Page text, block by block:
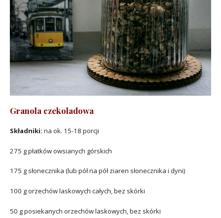
Granola czekoladowa
Składniki: na ok. 15-18 porcji
275 g płatków owsianych górskich
175 g słonecznika (lub pół na pół ziaren słonecznika i dyni)
100 g orzechów laskowych całych, bez skórki
50 g posiekanych orzechów laskowych, bez skórki